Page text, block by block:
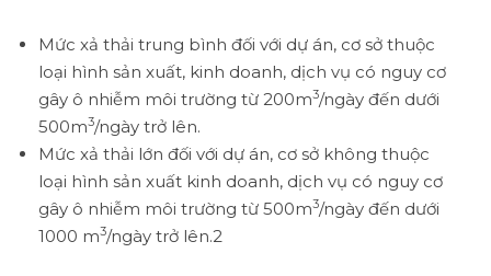
Mức xả thải trung bình đối với dự án, cơ sở thuộc
loại hình sản xuất, kinh doanh, dịch vụ có nguy cơ
gây ô nhiễm môi trường từ 200m3/ngày đến dưới
500m3/ngày trở lên.
Mức xả thải lớn đối với dự án, cơ sở không thuộc
loại hình sản xuất kinh doanh, dịch vụ có nguy cơ
gây ô nhiễm môi trường từ 500m3/ngày đến dưới
1000 m3/ngày trở lên.2